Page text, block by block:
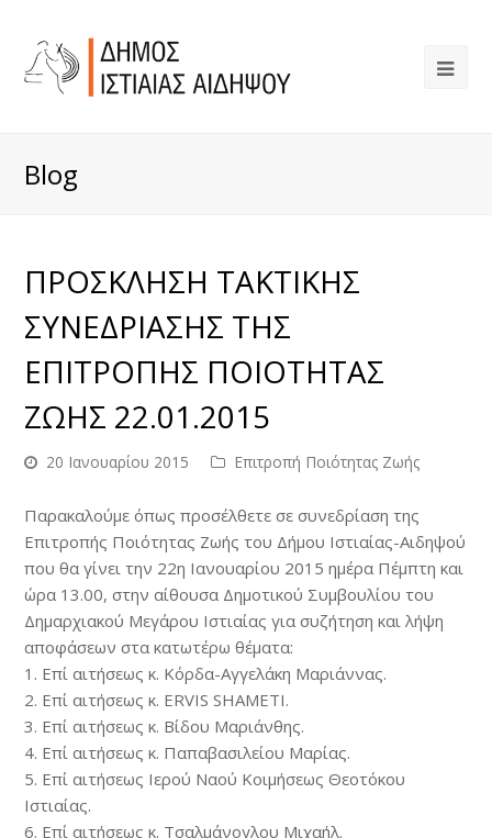
Blog
ΠΡΟΣΚΛΗΣΗ ΤΑΚΤΙΚΗΣ
ΣΥΝΕΔΡΙΑΣΗΣ ΤΗΣ
ΕΠΙΤΡΟΠΗΣ ΠΟΙΟΤΗΤΑΣ
ΖΩΗΣ 22.01.2015
20 Ιανουαρίου 2015 Επιτροπή Ποιότητας Ζωής
Παρακαλούμε όπως προσέλθετε σε συνεδρίαση της
Επιτροπής Ποιότητας Ζωής του Δήμου Ιστιαίας-Αιδηψού
που θα γίνει την 22η Ιανουαρίου 2015 ημέρα Πέμπτη και
ώρα 13.00, στην αίθουσα Δημοτικού Συμβουλίου του
Δημαρχιακού Μεγάρου Ιστιαίας για συζήτηση και λήψη
αποφάσεων στα κατωτέρω θέματα:
1. Επί αιτήσεως κ. Κόρδα-Αγγελάκη Μαριάννας.
2. Επί αιτήσεως κ. ERVIS SHAMETI.
3. Επί αιτήσεως κ. Βίδου Μαριάνθης.
4. Επί αιτήσεως κ. Παπαβασιλείου Μαρίας.
5. Επί αιτήσεως Ιερού Ναού Κοιμήσεως Θεοτόκου
Ιστιαίας.
6. Επί αιτήσεως κ. Τσαλμάνογλου Μιχαήλ.